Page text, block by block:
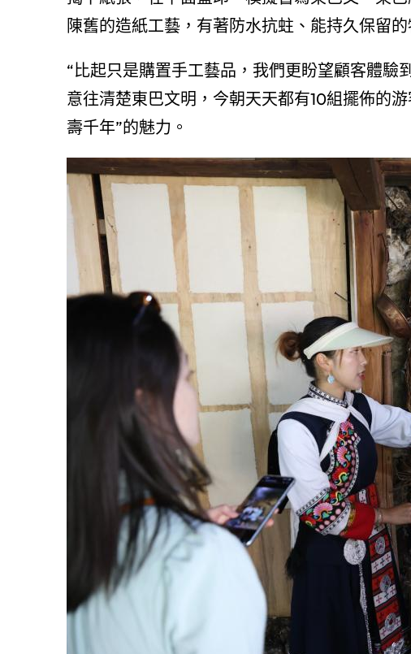
陳舊的造紙工藝，有著防水抗蛀、能持久保留
“比起只是購置手工藝品，我們更盼望顧客體驗
意往清楚東巴文明，今朝天天都有10組擺佈的
壽千年”的魅力。